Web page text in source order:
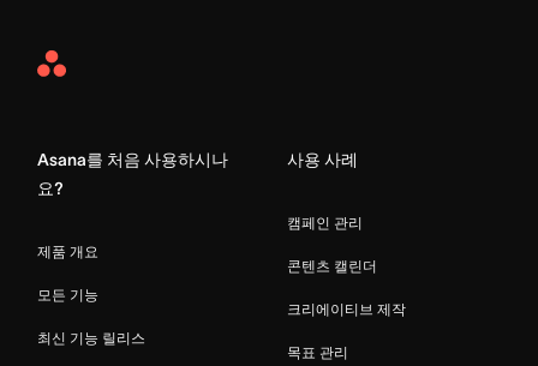
Asana
Asana를 처음 사용하시나
요?
제품 개요
모든 기능
최신 기능 릴리스
사용 사례
캠페인 관리
콘텐츠 캘린더
크리에이티브 제작
목표 관리